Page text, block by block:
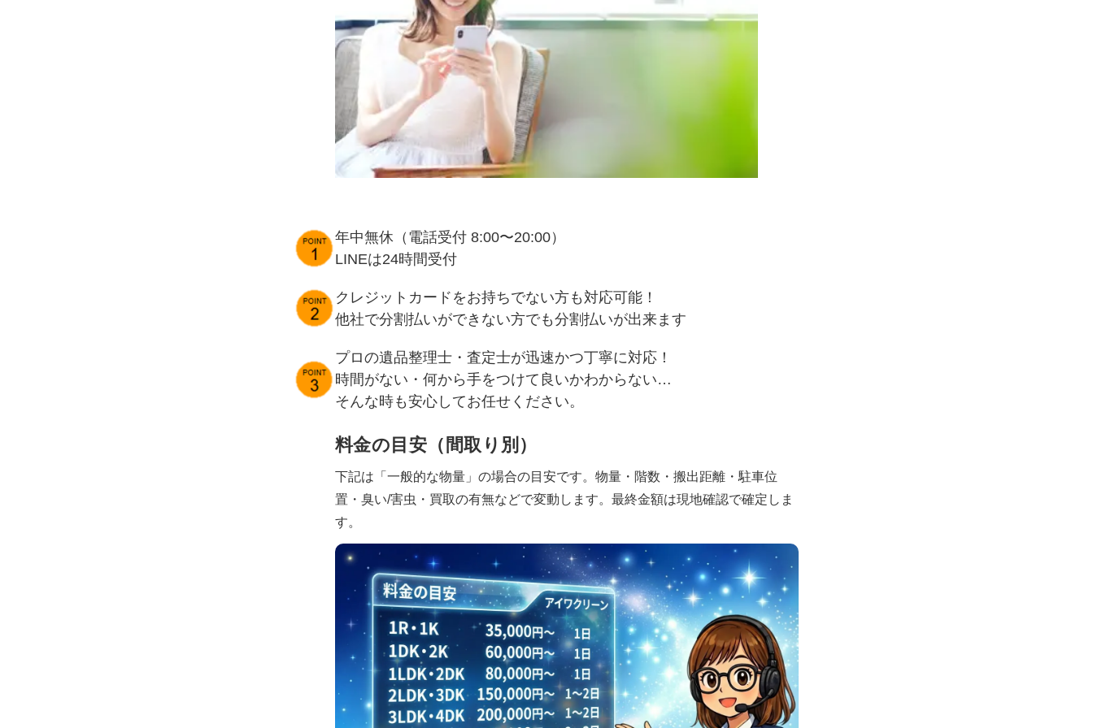
年中無休（電話受付 8:00〜20:00）
LINEは24時間受付
クレジットカードをお持ちでない方も対応可能！
他社で分割払いができない方でも分割払いが出来ます
プロの遺品整理士・査定士が迅速かつ丁寧に対応！
時間がない・何から手をつけて良いかわからない…
そんな時も安心してお任せください。
料金の目安（間取り別）
下記は「一般的な物量」の場合の目安です。物量・階数・搬出距離・駐車位
置・臭い/害虫・買取の有無などで変動します。最終金額は現地確認で確定しま
す。